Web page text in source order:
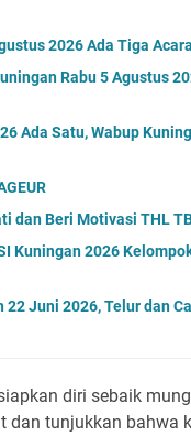
2026 Ada Tiga Acara
Rabu 5 Agustus
Ada Satu, Wabup
dan Beri Motivasi THL
Kuningan 2026
Juni 2026, Telur dan
diri sebaik
dan tunjukkan bahwa